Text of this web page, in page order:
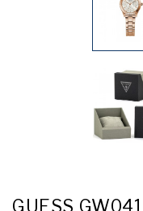
GUESS